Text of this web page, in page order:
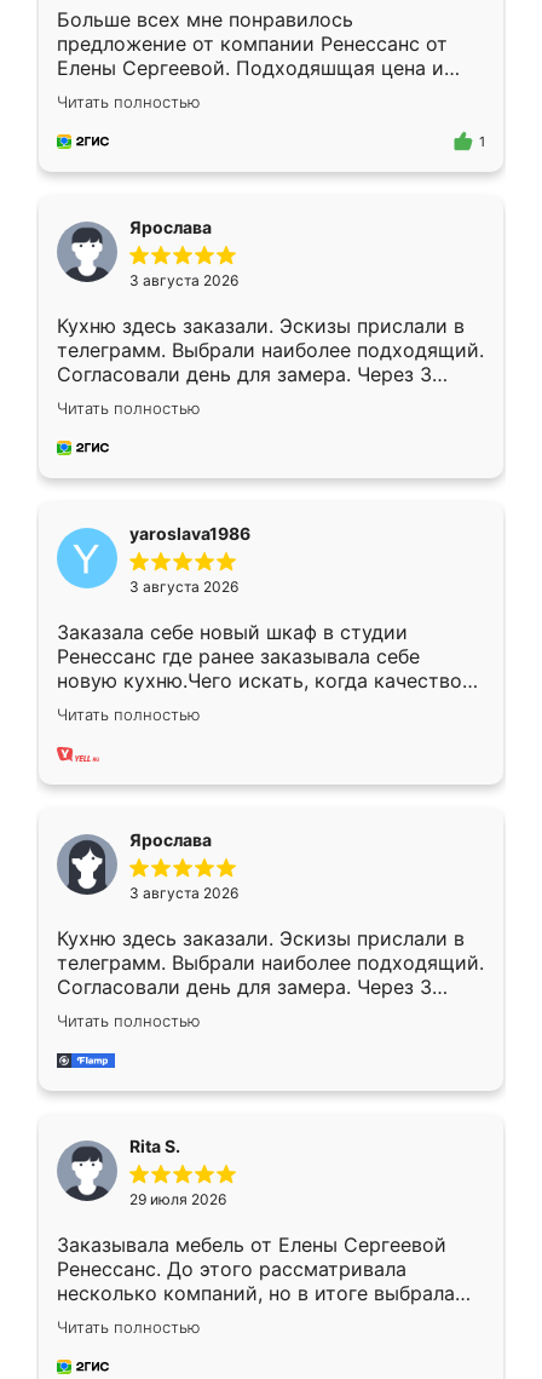
Больше всех мне понравилось
предложение от компании Ренессанс от
Елены Сергеевой. Подходяшщая цена и
короткие сроки изготовления. Приехавший
для замера сотрудник Владислав
предложил по моему эскизу самый
Читать полностью
1
Ярослава
3 августа 2026
Кухню здесь заказали. Эскизы прислали в
телеграмм. Выбрали наиболее подходящий.
Согласовали день для замера. Через 3
недели кухня была уже готова. Остались
довольны работой. Спасибо Ренессанс
мебель за качественную работу!
Читать полностью
yaroslava1986
3 августа 2026
Заказала себе новый шкаф в студии
Ренессанс где ранее заказывала себе
новую кухню.Чего искать, когда качеством
вполне довольна. Служит кухня уже почти
два года, нареканий нет.
Читать полностью
Ярослава
3 августа 2026
Кухню здесь заказали. Эскизы прислали в
телеграмм. Выбрали наиболее подходящий.
Согласовали день для замера. Через 3
недели кухня была уже готова. Остались
довольны работой. Спасибо Ренессанс
мебель за качественную работу!
Читать полностью
Rita S.
29 июля 2026
Заказывала мебель от Елены Сергеевой
Ренессанс. До этого рассматривала
несколько компаний, но в итоге выбрала
эту. Сначала обговорили условия, потом
приехал замерщик, всё спокойно объяснил
и снял размеры. Изготовили в срок, с
Читать полностью